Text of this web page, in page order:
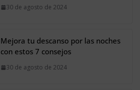
30 de agosto de 2024
Mejora tu descanso por las noches
con estos 7 consejos
30 de agosto de 2024